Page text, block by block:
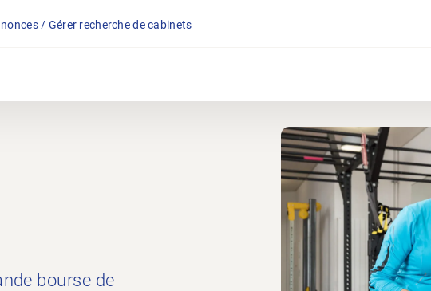
/ Gérer recherche de cabinets
bourse de